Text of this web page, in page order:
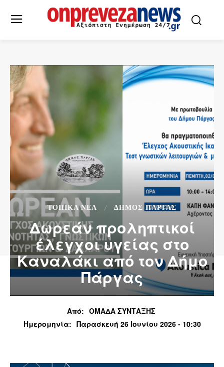
ΤΟΠΙΚΆ ΝΈΑ ΔΉΜΟΣ ΠΆΡΓΑΣ
Δωρεάν προληπτικοί
έλεγχοι υγείας στο
Καναλάκι από τον Δήμο
Πάργας
Από: ΟΜΑΔΑ ΣΥΝΤΑΞΗΣ
Ημερομηνία: Παρασκευή 26 Ιουνίου 2026 - 10:30